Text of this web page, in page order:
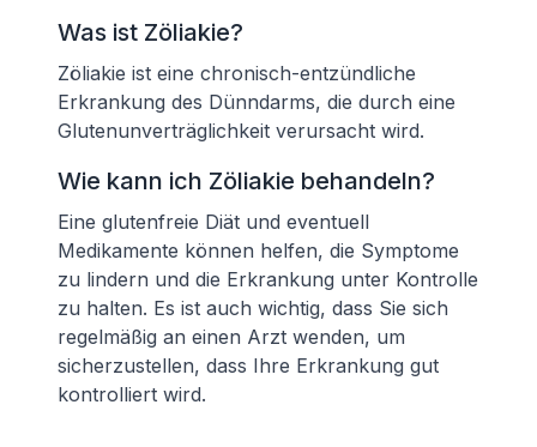
Was ist Zöliakie?
Zöliakie ist eine chronisch-entzündliche
Erkrankung des Dünndarms, die durch eine
Glutenunverträglichkeit verursacht wird.
Wie kann ich Zöliakie behandeln?
Eine glutenfreie Diät und eventuell
Medikamente können helfen, die Symptome
zu lindern und die Erkrankung unter Kontrolle
zu halten. Es ist auch wichtig, dass Sie sich
regelmäßig an einen Arzt wenden, um
sicherzustellen, dass Ihre Erkrankung gut
kontrolliert wird.